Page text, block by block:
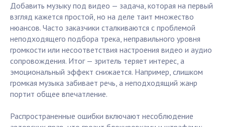
Добавить музыку под видео — задача, которая на первый
взгляд кажется простой, но на деле таит множество
нюансов. Часто заказчики сталкиваются с проблемой
неподходящего подбора трека, неправильного уровня
громкости или несоответствия настроения видео и аудио
сопровождения. Итог — зритель теряет интерес, а
эмоциональный эффект снижается. Например, слишком
громкая музыка забивает речь, а неподходящий жанр
портит общее впечатление.
Распространенные ошибки включают несоблюдение